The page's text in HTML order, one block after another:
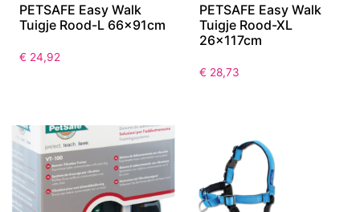
PETSAFE Easy Walk
Tuigje Rood-L 66x91cm
€ 24,92
PETSAFE Easy Walk
Tuigje Rood-XL
26x117cm
€ 28,73